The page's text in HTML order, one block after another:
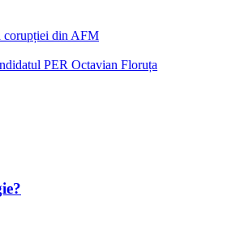
corupției din AFM
PER Octavian Floruța